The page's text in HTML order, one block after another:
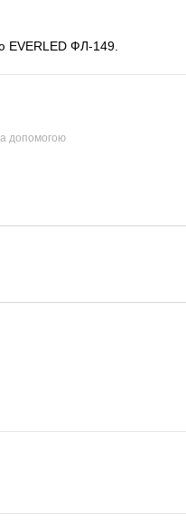
EVERLED ФЛ-149.
допомогою